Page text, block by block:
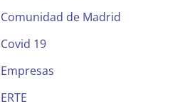
Comunidad de Madrid
Covid 19
Empresas
ERTE